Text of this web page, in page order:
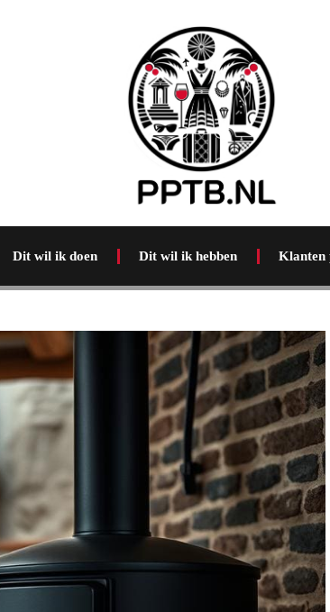
Dit wil ik doen Dit wil ik hebben Klanten